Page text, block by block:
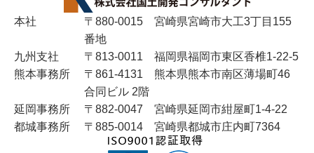
2025年3月
2025年2月
2024年11月
2024年10月
本社
〒880-0015 宮崎県宮崎市大工3丁目155
番地
九州支社
〒813-0011 福岡県福岡市東区香椎1-22-5
熊本事務所
〒861-4131 熊本県熊本市南区薄場町46
合同ビル 2階
延岡事務所
〒882-0047 宮崎県延岡市紺屋町1-4-22
都城事務所
〒885-0014 宮崎県都城市庄内町7364